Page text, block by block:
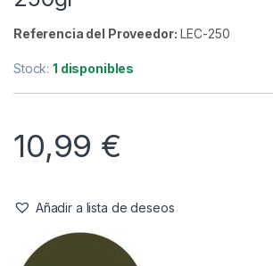
Cebos,
250gr
Referencia del Proveedor: